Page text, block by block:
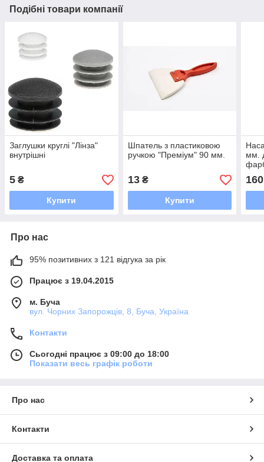
Подібні товари компанії
Заглушки круглі "Лінза"
внутрішні
5 ₴
Купити
Шпатель з пластиковою
ручкою "Преміум" 90 мм.
13₴
Купити
мм.
160
Про нас
95% позитивних з 121 відгука за рік
Працює з 19.04.2015
м. Буча
вул. Чорних Запорожців, 8, Буча, Україна
Контакти
Сьогодні працює з 09:00 до 18:00
Показати весь графік роботи
Про нас
Контакти
Доставка та оплата